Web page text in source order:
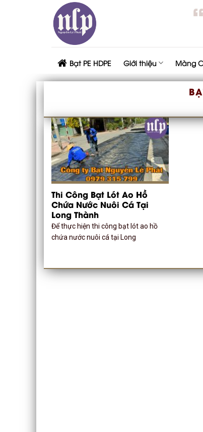
Bạt PE HDPE Giới thiệu Màng
Thi Công Bạt Lót Ao Hồ
Chứa Nước Nuôi Cá Tại
Long Thành
Để thực hiện thi công bạt lót ao hồ
chứa nước nuôi cá tại Long